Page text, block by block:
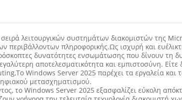
λειτουργικών συστημάτων διακομιστών της
περιβάλλοντων πληροφορικής.Ως ισχυρή και
δυνατότητες ενσωμάτωσης που δίνουν τη
αποτελεσματικότητα και εμπιστοσύνη. Είτε
Windows Server 2025 παρέχει τα εργαλεία και
μετασχηματισμού.
το Windows Server 2025 εξασφαλίζει εύκολη